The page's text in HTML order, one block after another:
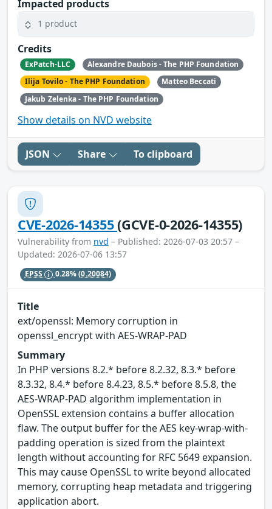
Impacted products
1 product
Credits
ExPatch-LLC
Alexandre Daubois - The PHP Foundation
Ilija Tovilo - The PHP Foundation
Matteo Beccati
Jakub Zelenka - The PHP Foundation
Show details on NVD website
JSON Share To clipboard
CVE-2026-14355(GCVE-0-2026-14355)
Vulnerability from nvd – Published: 2026-07-03 20:57 –
Updated: 2026-07-06 13:57
EPSS 0.28%(0.20084)
Title
ext/openssl: Memory corruption in
openssl_encrypt with AES-WRAP-PAD
Summary
In PHP versions 8.2.* before 8.2.32, 8.3.* before
8.3.32, 8.4.* before 8.4.23, 8.5.* before 8.5.8, the
AES-WRAP-PAD algorithm implementation in
OpenSSL extension contains a buffer allocation
flaw. The output buffer for the AES key-wrap-with-
padding operation is sized from the plaintext
length without accounting for RFC 5649 expansion.
This may cause OpenSSL to write beyond allocated
memory, corrupting heap metadata and triggering
application abort.